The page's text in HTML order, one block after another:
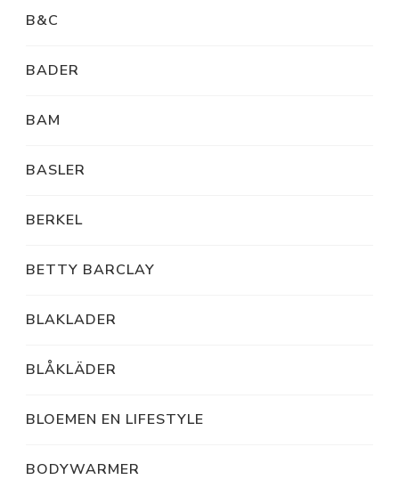
B&C
BADER
BAM
BASLER
BERKEL
BETTY BARCLAY
BLAKLADER
BLÅKLÄDER
BLOEMEN EN LIFESTYLE
BODYWARMER